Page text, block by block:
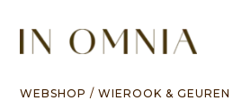
WEBSHOP /WIEROOK & GEUREN